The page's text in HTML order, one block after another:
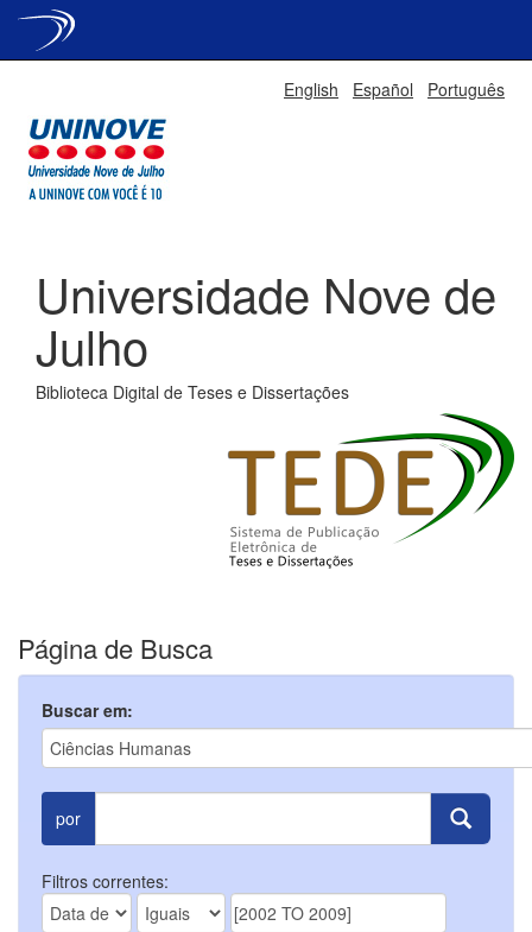
English Español Português
Universidade Nove de
Julho
Biblioteca Digital de Teses e Dissertações
Página de Busca
Buscar em:
por
Filtros correntes: